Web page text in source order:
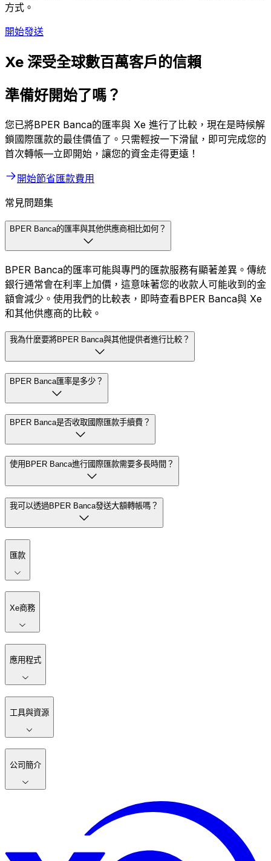
方式。
開始發送
Xe 深受全球數百萬客戶的信賴
準備好開始了嗎？
您已將BPER Banca的匯率與 Xe 進行了比較，現在是時候解
鎖國際匯款的最佳價值了。只需輕按一下滑鼠，即可完成您的
首次轉帳—立即開始，讓您的資金走得更遠！
開始節省匯款費用
常見問題集
BPER Banca的匯率與其他供應商相比如何？
BPER Banca的匯率可能與專門的匯款服務有顯著差異。傳統
銀行通常會在利率上加價，這意味著您的收款人可能收到的金
額會減少。使用我們的比較表，即時查看BPER Banca與 Xe
和其他供應商的比較。
我為什麼要將BPER Banca與其他提供者進行比較？
BPER Banca匯率是多少？
BPER Banca是否收取國際匯款手續費？
使用BPER Banca進行國際匯款需要多長時間？
我可以透過BPER Banca發送大額轉帳嗎？
匯款
Xe商務
應用程式
工具與資源
公司簡介